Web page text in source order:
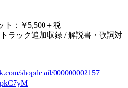
ト：￥5,500＋税
ラック追加収録 / 解説書・歌詞対
shopdetail/000000002157